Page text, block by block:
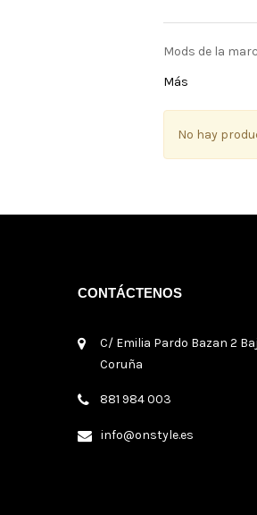
Mods de la
Más
No hay
CONTÁCTENOS
C/ Emilia Pardo Bazan 2
Coruña
881 984 003
info@onstyle.es